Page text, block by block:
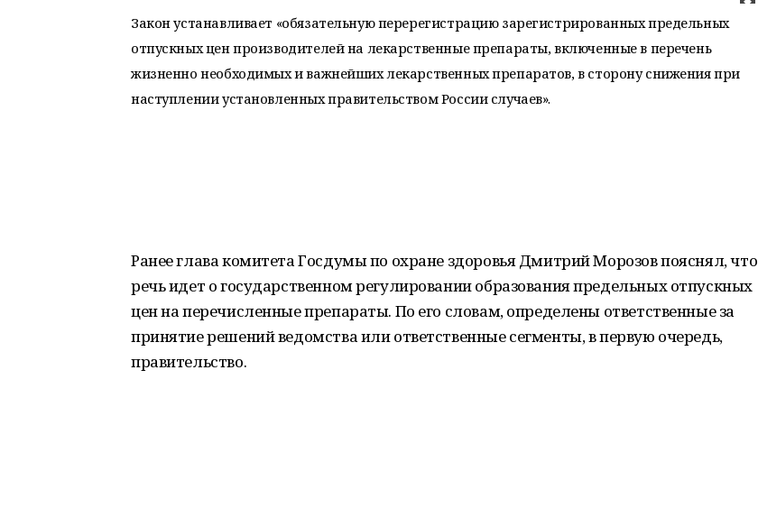
Закон устанавливает «обязательную перерегистрацию зарегистрированных предельных
отпускных цен производителей на лекарственные препараты, включенные в перечень
жизненно необходимых и важнейших лекарственных препаратов, в сторону снижения при
наступлении установленных правительством России случаев».
Ранее глава комитета Госдумы по охране здоровья Дмитрий Морозов пояснял, что
речь идет о государственном регулировании образования предельных отпускных
цен на перечисленные препараты. По его словам, определены ответственные за
принятие решений ведомства или ответственные сегменты, в первую очередь,
правительство.